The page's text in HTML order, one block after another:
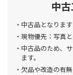
中
中古品となりま
現物優先：写真
中古品のため、
ます。
欠品や改造の有